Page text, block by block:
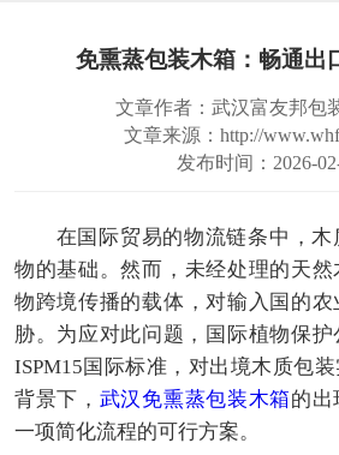
免熏蒸包装木箱：畅通出
文章作者：武汉富友邦包
文章来源：http://
发布时间：2026-
在国际贸易的物流链条中，
物的基础。然而，未经处理的天
物跨境传播的载体，对输入国的
胁。为应对此问题，国际植物保护
ISPM15国际标准，对出境木质包
背景下， 武汉免熏蒸包装木箱的出
一项简化流程的可行方案。